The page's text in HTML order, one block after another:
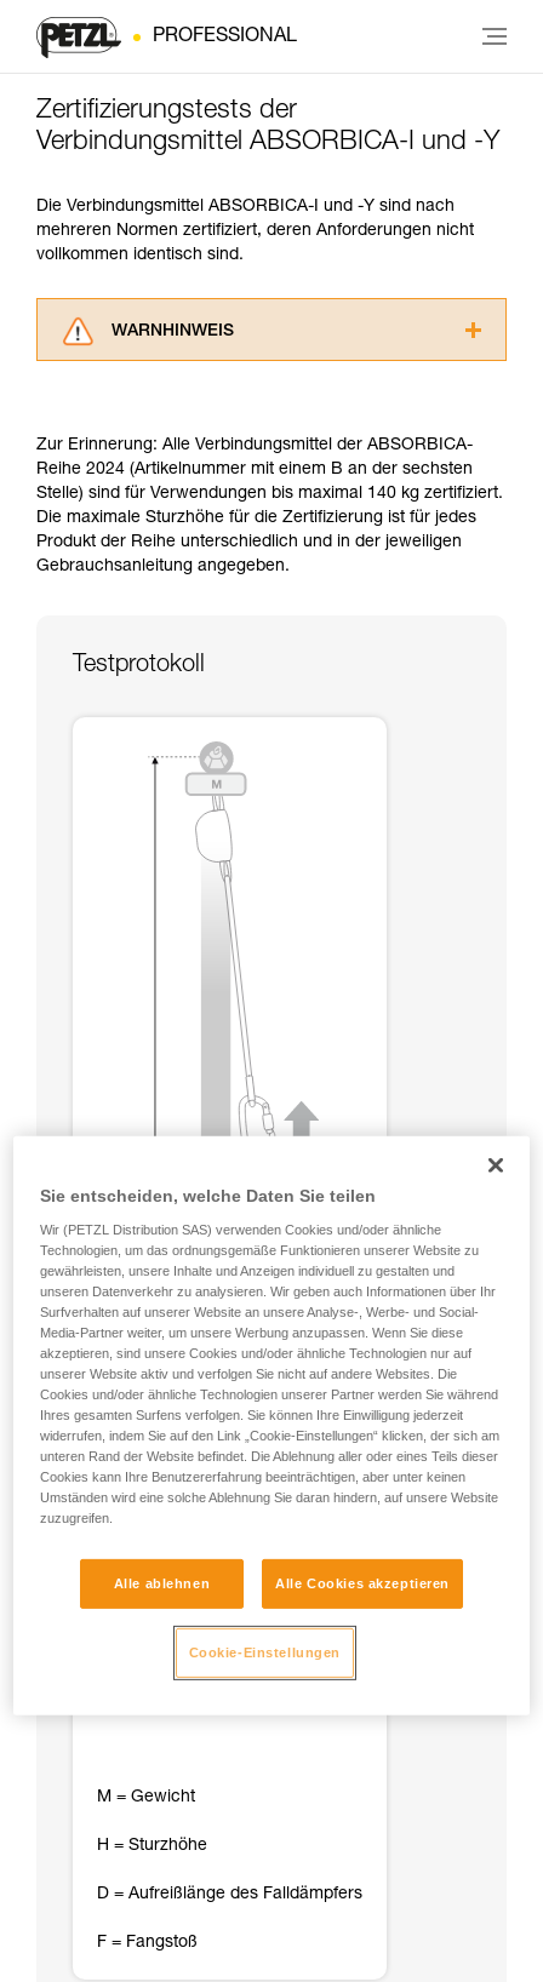
PROFESSIONAL
Zertifizierungstests der
Verbindungsmittel ABSORBICA-I und -Y
Die Verbindungsmittel ABSORBICA-I und -Y sind nach
mehreren Normen zertifiziert, deren Anforderungen nicht
vollkommen identisch sind.
WARNHINWEIS
ziehen. Um diese Zusatzinformationen
verstehen zu können, müssen Sie zuerst die in
der Gebrauchsanweisung enthaltenen
Informationen richtig verstanden haben.
Die Beherrschung dieser Techniken setzt eine
entsprechende Ausbildung und ein spezielles
Sie ihn eigenständig durchführen.
verbundenen Techniken. Möglicherweise gibt es
noch andere Techniken, die hier nicht
beschrieben werden.
Zur Erinnerung: Alle Verbindungsmittel der ABSORBICA-
Reihe 2024 (Artikelnummer mit einem B an der sechsten
Stelle) sind für Verwendungen bis maximal 140 kg zertifiziert.
Die maximale Sturzhöhe für die Zertifizierung ist für jedes
Produkt der Reihe unterschiedlich und in der jeweiligen
Gebrauchsanleitung angegeben.
Testprotokoll
M = Gewicht
H = Sturzhöhe
D = Aufreißlänge des Falldämpfers
F = Fangstoß
Sie entscheiden, welche Daten Sie teilen
Wir (PETZL Distribution SAS) verwenden Cookies und/oder ähnliche
Technologien, um das ordnungsgemäße Funktionieren unserer Website zu
gewährleisten, unsere Inhalte und Anzeigen individuell zu gestalten und
unseren Datenverkehr zu analysieren. Wir geben auch Informationen über Ihr
Surfverhalten auf unserer Website an unsere Analyse-, Werbe- und Social-
Media-Partner weiter, um unsere Werbung anzupassen. Wenn Sie diese
akzeptieren, sind unsere Cookies und/oder ähnliche Technologien nur auf
unserer Website aktiv und verfolgen Sie nicht auf andere Websites. Die
Cookies und/oder ähnliche Technologien unserer Partner werden Sie während
Ihres gesamten Surfens verfolgen. Sie können Ihre Einwilligung jederzeit
widerrufen, indem Sie auf den Link „Cookie-Einstellungen“ klicken, der sich am
unteren Rand der Website befindet. Die Ablehnung aller oder eines Teils dieser
Cookies kann Ihre Benutzererfahrung beeinträchtigen, aber unter keinen
Umständen wird eine solche Ablehnung Sie daran hindern, auf unsere Website
zuzugreifen.
Alle ablehnen Alle Cookies akzeptieren
Cookie-Einstellungen